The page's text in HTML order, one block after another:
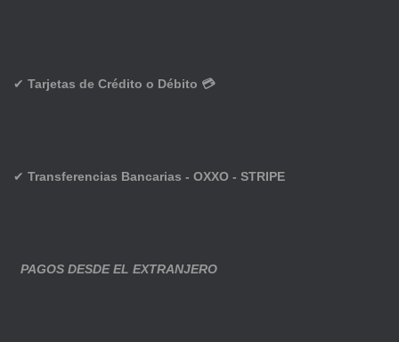
✔ Tarjetas de Crédito o Débito 💳
✔ Transferencias Bancarias - OXXO - STRIPE
PAGOS DESDE EL EXTRANJERO